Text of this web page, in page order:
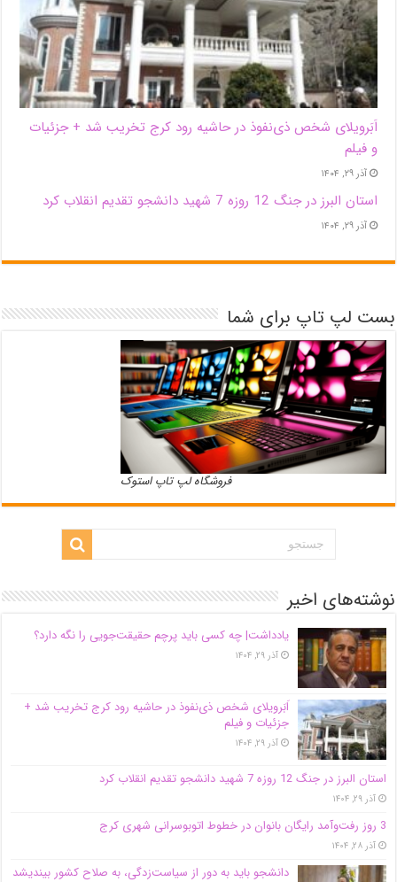
اَبَر‌ویلای شخص ذی‌نفوذ در حاشیه‌ رود کرج تخریب شد + جزئیات
و فیلم
آذر ۲۹, ۱۴۰۴
استان البرز در جنگ 12 روزه 7 شهید دانشجو تقدیم انقلاب کرد
آذر ۲۹, ۱۴۰۴
بست لپ تاپ برای شما
فروشگاه لپ تاپ استوک
نوشته‌های اخیر
یادداشت| ‌چه کسی باید پرچم حقیقت‌جویی را نگه دارد؟
آذر ۲۹, ۱۴۰۴
اَبَر‌ویلای شخص ذی‌نفوذ در حاشیه‌ رود کرج تخریب شد +
جزئیات و فیلم
آذر ۲۹, ۱۴۰۴
استان البرز در جنگ 12 روزه 7 شهید دانشجو تقدیم انقلاب کرد
آذر ۲۹, ۱۴۰۴
3 روز رفت‌وآمد رایگان بانوان در خطوط اتوبوسرانی شهری کرج
آذر ۲۸, ۱۴۰۴
دانشجو باید به دور از سیاست‌زدگی، به صلاح کشور بیندیشد